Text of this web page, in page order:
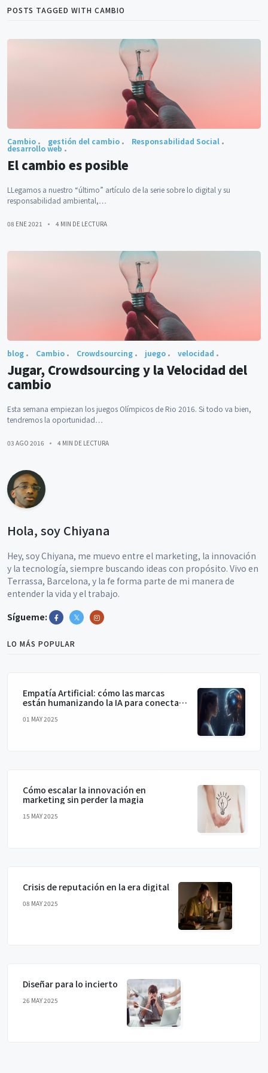
POSTS TAGGED WITH CAMBIO
Cambio gestión del cambio Responsabilidad Social
desarrollo web
El cambio es posible
LLegamos a nuestro “último” artículo de la serie sobre lo digital y su
responsabilidad ambiental,…
08 ENE 2021 4 MIN DE LECTURA
blog Cambio Crowdsourcing juego velocidad
Jugar, Crowdsourcing y la Velocidad del
cambio
Esta semana empiezan los juegos Olímpicos de Rio 2016. Si todo va bien,
tendremos la oportunidad…
03 AGO 2016 4 MIN DE LECTURA
Hola, soy Chiyana
Hey, soy Chiyana, me muevo entre el marketing, la innovación
y la tecnología, siempre buscando ideas con propósito. Vivo en
Terrassa, Barcelona, y la fe forma parte de mi manera de
entender la vida y el trabajo.
Sígueme:
LO MÁS POPULAR
Empatía Artificial: cómo las marcas
están humanizando la IA para conectar
01 MAY 2025
Cómo escalar la innovación en
marketing sin perder la magia
15 MAY 2025
Crisis de reputación en la era digital
08 MAY 2025
Diseñar para lo incierto
26 MAY 2025